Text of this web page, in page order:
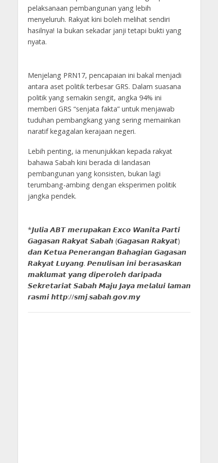
pelaksanaan pembangunan yang lebih
menyeluruh. Rakyat kini boleh melihat sendiri
hasilnya! Ia bukan sekadar janji tetapi bukti yang
nyata.
Menjelang PRN17, pencapaian ini bakal menjadi
antara aset politik terbesar GRS. Dalam suasana
politik yang semakin sengit, angka 94% ini
memberi GRS “senjata fakta” untuk menjawab
tuduhan pembangkang yang sering memainkan
naratif kegagalan kerajaan negeri.
Lebih penting, ia menunjukkan kepada rakyat
bahawa Sabah kini berada di landasan
pembangunan yang konsisten, bukan lagi
terumbang-ambing dengan eksperimen politik
jangka pendek.
*𝙅𝙪𝙡𝙞𝙖 𝘼𝘽𝙏 𝙢𝙚𝙧𝙪𝙥𝙖𝙠𝙖𝙣 𝙀𝙭𝙘𝙤 𝙒𝙖𝙣𝙞𝙩𝙖 𝙋𝙖𝙧𝙩𝙞
𝙂𝙖𝙜𝙖𝙨𝙖𝙣 𝙍𝙖𝙠𝙮𝙖𝙩 𝙎𝙖𝙗𝙖𝙝 (𝙂𝙖𝙜𝙖𝙨𝙖𝙣 𝙍𝙖𝙠𝙮𝙖𝙩)
𝙙𝙖𝙣 𝙆𝙚𝙩𝙪𝙖 𝙋𝙚𝙣𝙚𝙧𝙖𝙣𝙜𝙖𝙣 𝘽𝙖𝙝𝙖𝙜𝙞𝙖𝙣 𝙂𝙖𝙜𝙖𝙨𝙖𝙣
𝙍𝙖𝙠𝙮𝙖𝙩 𝙇𝙪𝙮𝙖𝙣𝙜. 𝙋𝙚𝙣𝙪𝙡𝙞𝙨𝙖𝙣 𝙞𝙣𝙞 𝙗𝙚𝙧𝙖𝙨𝙖𝙨𝙠𝙖𝙣
𝙢𝙖𝙠𝙡𝙪𝙢𝙖𝙩 𝙮𝙖𝙣𝙜 𝙙𝙞𝙥𝙚𝙧𝙤𝙡𝙚𝙝 𝙙𝙖𝙧𝙞𝙥𝙖𝙙𝙖
𝙎𝙚𝙠𝙧𝙚𝙩𝙖𝙧𝙞𝙖𝙩 𝙎𝙖𝙗𝙖𝙝 𝙈𝙖𝙟𝙪 𝙅𝙖𝙮𝙖 𝙢𝙚𝙡𝙖𝙡𝙪𝙞 𝙡𝙖𝙢𝙖𝙣
𝙧𝙖𝙨𝙢𝙞 𝙝𝙩𝙩𝙥://𝙨𝙢𝙟.𝙨𝙖𝙗𝙖𝙝.𝙜𝙤𝙫.𝙢𝙮